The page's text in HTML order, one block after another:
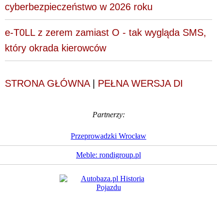
cyberbezpieczeństwo w 2026 roku
e-T0LL z zerem zamiast O - tak wygląda SMS,
który okrada kierowców
STRONA GŁÓWNA| PEŁNA WERSJA DI
Partnerzy:
Przeprowadzki Wrocław
Meble: rondigroup.pl